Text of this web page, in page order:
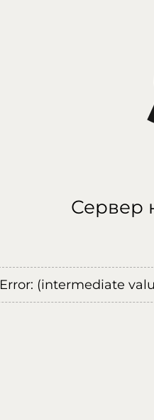
Сервер
Error: (intermediate